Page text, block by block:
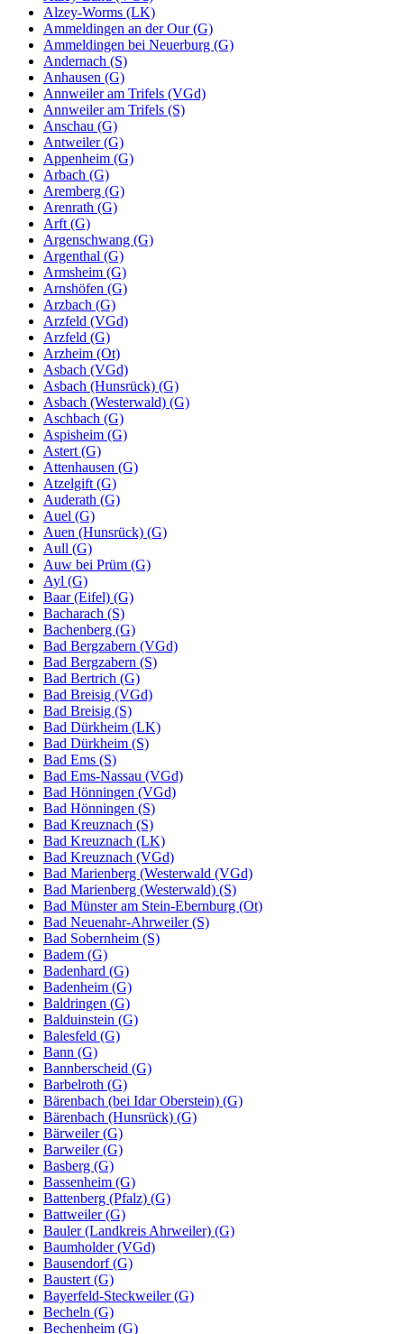
Alzey-Worms (LK)
Ammeldingen an der Our (G)
Ammeldingen bei Neuerburg (G)
Andernach (S)
Anhausen (G)
Annweiler am Trifels (VGd)
Annweiler am Trifels (S)
Anschau (G)
Antweiler (G)
Appenheim (G)
Arbach (G)
Aremberg (G)
Arenrath (G)
Arft (G)
Argenschwang (G)
Argenthal (G)
Armsheim (G)
Arnshöfen (G)
Arzbach (G)
Arzfeld (VGd)
Arzfeld (G)
Arzheim (Ot)
Asbach (VGd)
Asbach (Hunsrück) (G)
Asbach (Westerwald) (G)
Aschbach (G)
Aspisheim (G)
Astert (G)
Attenhausen (G)
Atzelgift (G)
Auderath (G)
Auel (G)
Auen (Hunsrück) (G)
Aull (G)
Auw bei Prüm (G)
Ayl (G)
Baar (Eifel) (G)
Bacharach (S)
Bachenberg (G)
Bad Bergzabern (VGd)
Bad Bergzabern (S)
Bad Bertrich (G)
Bad Breisig (VGd)
Bad Breisig (S)
Bad Dürkheim (LK)
Bad Dürkheim (S)
Bad Ems (S)
Bad Ems-Nassau (VGd)
Bad Hönningen (VGd)
Bad Hönningen (S)
Bad Kreuznach (S)
Bad Kreuznach (LK)
Bad Kreuznach (VGd)
Bad Marienberg (Westerwald (VGd)
Bad Marienberg (Westerwald) (S)
Bad Münster am Stein-Ebernburg (Ot)
Bad Neuenahr-Ahrweiler (S)
Bad Sobernheim (S)
Badem (G)
Badenhard (G)
Badenheim (G)
Baldringen (G)
Balduinstein (G)
Balesfeld (G)
Bann (G)
Bannberscheid (G)
Barbelroth (G)
Bärenbach (bei Idar Oberstein) (G)
Bärenbach (Hunsrück) (G)
Bärweiler (G)
Barweiler (G)
Basberg (G)
Bassenheim (G)
Battenberg (Pfalz) (G)
Battweiler (G)
Bauler (Landkreis Ahrweiler) (G)
Baumholder (VGd)
Bausendorf (G)
Baustert (G)
Bayerfeld-Steckweiler (G)
Becheln (G)
Bechenheim (G)